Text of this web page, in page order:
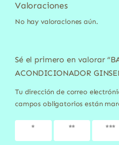
Valoraciones
No hay valoraciones aún.
Sé el primero en valorar
ACONDICIONADOR
Tu dirección de correo
campos obligatorios están
1 de 5
2 de 5
3 de 5